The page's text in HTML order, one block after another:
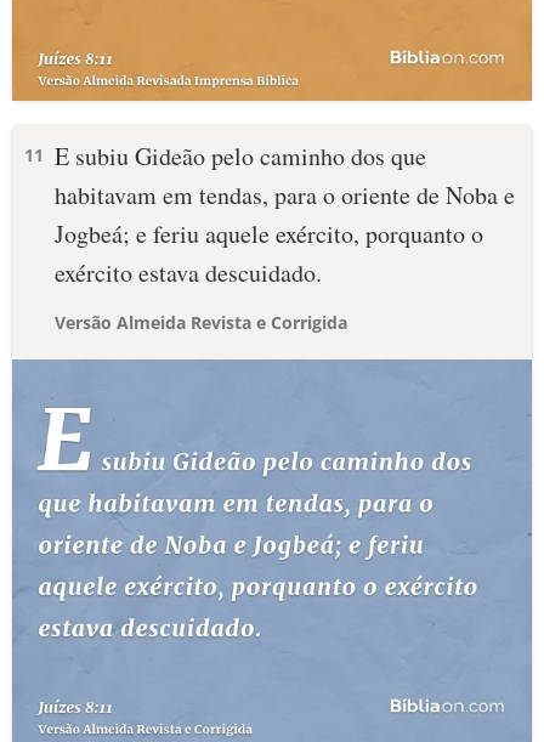
11 E subiu Gideão pelo caminho dos que
habitavam em tendas, para o oriente de Noba e
Jogbeá; e feriu aquele exército, porquanto o
exército estava descuidado.
Versão Almeida Revista e Corrigida